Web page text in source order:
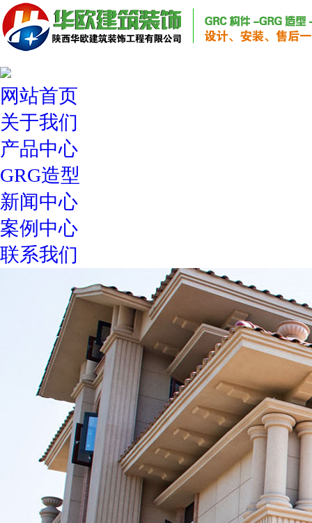
网站首页
关于我们
产品中心
GRG造型
新闻中心
案例中心
联系我们